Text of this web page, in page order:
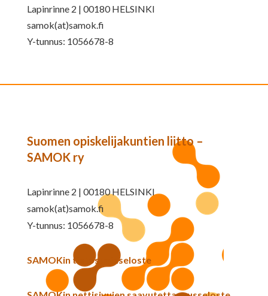
Lapinrinne 2 | 00180 HELSINKI
samok(at)samok.fi
Y-tunnus: 1056678-8
Suomen opiskelijakuntien liitto –
SAMOK ry
Lapinrinne 2 | 00180 HELSINKI
samok(at)samok.fi
Y-tunnus: 1056678-8
SAMOKin tietosuojaseloste